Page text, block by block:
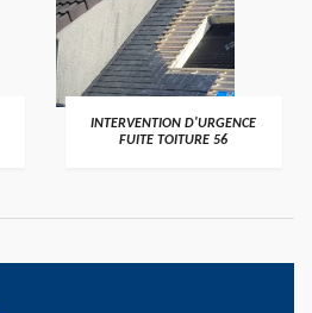
>
INTERVENTION D'URGENCE
FUITE TOITURE 56